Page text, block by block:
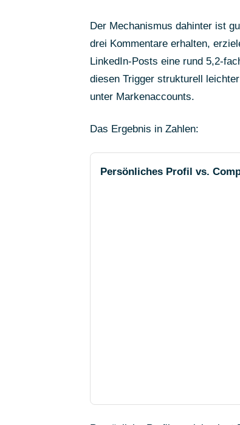
Der Mechanismus dahinter ist
drei Kommentare erhalten,
LinkedIn-Posts eine rund 5,2-
diesen Trigger strukturell
unter Markenaccounts.
Das Ergebnis in Zahlen:
Persönliches Profil vs.